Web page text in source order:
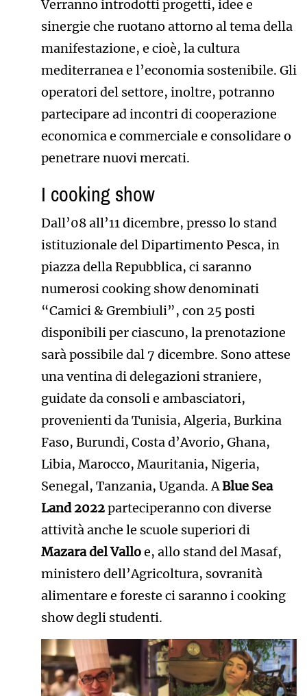
Verranno introdotti progetti, idee e
sinergie che ruotano attorno al tema della
manifestazione, e cioè, la cultura
mediterranea e l’economia sostenibile. Gli
operatori del settore, inoltre, potranno
partecipare ad incontri di cooperazione
economica e commerciale e consolidare o
penetrare nuovi mercati.
I cooking show
Dall’08 all’11 dicembre, presso lo stand
istituzionale del Dipartimento Pesca, in
piazza della Repubblica, ci saranno
numerosi cooking show denominati
“Camici & Grembiuli”, con 25 posti
disponibili per ciascuno, la prenotazione
sarà possibile dal 7 dicembre. Sono attese
una ventina di delegazioni straniere,
guidate da consoli e ambasciatori,
provenienti da Tunisia, Algeria, Burkina
Faso, Burundi, Costa d’Avorio, Ghana,
Libia, Marocco, Mauritania, Nigeria,
Senegal, Tanzania, Uganda. ABlue Sea
Land 2022parteciperanno con diverse
attività anche le scuole superiori di
Mazara del Valloe, allo stand del Masaf,
ministero dell’Agricoltura, sovranità
alimentare e foreste ci saranno i cooking
show degli studenti.